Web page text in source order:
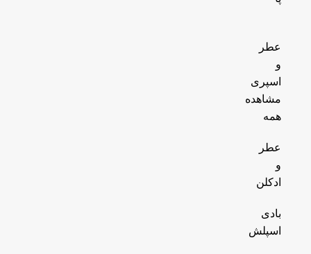
عطر
و
اسپری
مشاهده
همه
عطر
و
ادکلن
بادی
اسپلش